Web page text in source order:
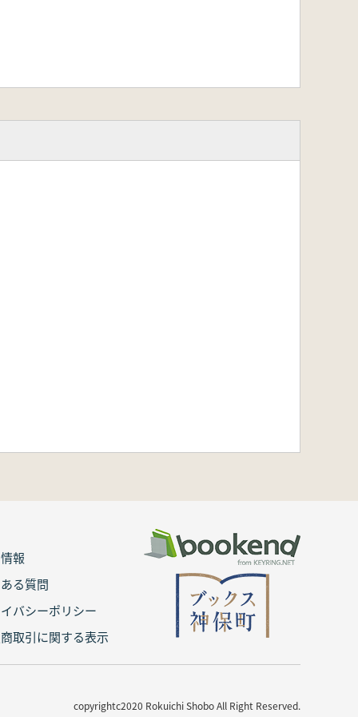
報
る質問
バシーポリシー
取引に関する表示
copyrightc2020 Rokuichi Shobo All Right Reserved.